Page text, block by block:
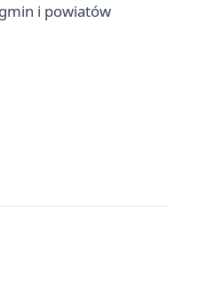
i powiatów